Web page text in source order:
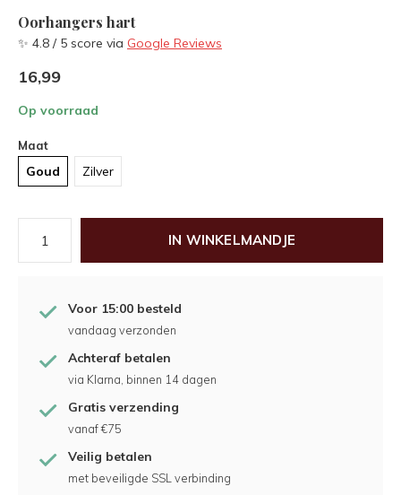
Oorhangers hart
✨ 4.8 / 5 score via Google Reviews
16,99
Op voorraad
Maat
Goud Zilver
IN WINKELMANDJE
Voor 15:00 besteld
vandaag verzonden
Achteraf betalen
via Klarna, binnen 14 dagen
Gratis verzending
vanaf €75
Veilig betalen
met beveiligde SSL verbinding